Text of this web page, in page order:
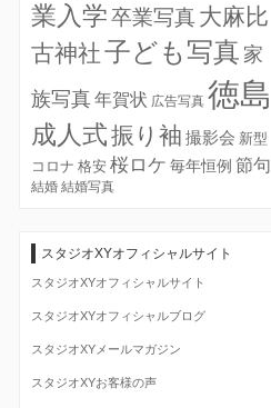
業入学卒業写真大麻比
古神社子ども写真 家
族写真年賀状 広告写真 徳島
成人式振り袖 撮影会 新型
コロナ 格安 桜ロケ 毎年恒例 節句
結婚 結婚写真
スタジオXYオフィシャルサイト
スタジオXYオフィシャルサイト
スタジオXYオフィシャルブログ
スタジオXYメールマガジン
スタジオXYお客様の声